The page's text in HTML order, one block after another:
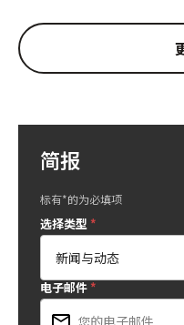
简报
标有*的为必填项
选择类型*
电子邮件*